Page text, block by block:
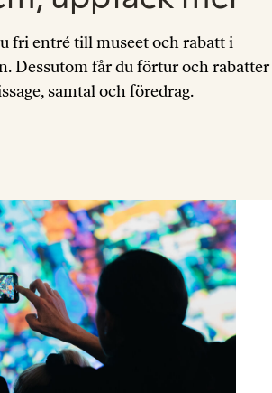
fri entré till museet och rabatt i
Dessutom får du förtur och rabatter
samtal och föredrag.